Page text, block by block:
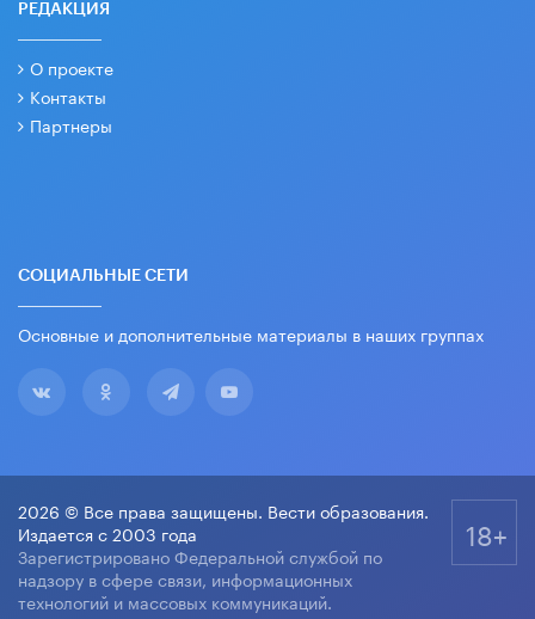
РЕДАКЦИЯ
О проекте
Контакты
Партнеры
СОЦИАЛЬНЫЕ СЕТИ
Основные и дополнительные материалы в наших группах
2026 © Все права защищены. Вести образования.
Издается с 2003 года
Зарегистрировано Федеральной службой по
надзору в сфере связи, информационных
технологий и массовых коммуникаций.
18+